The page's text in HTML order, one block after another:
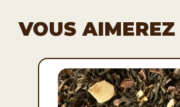
VOUS